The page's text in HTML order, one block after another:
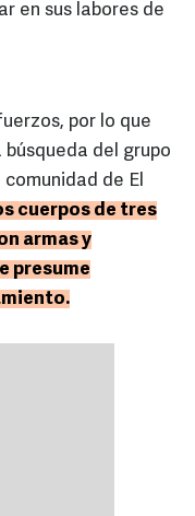
en sus labores de
por lo que
del grupo
de El
cuerpos de tres
armas y
presume